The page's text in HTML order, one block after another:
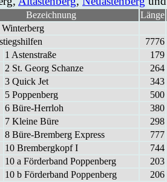
Be­zeich­nung Länge
7776
1 As­ten­stra­ße
179
2 St. Ge­org Schan­ze
264
3 Quick Jet
343
5 Pop­pen­berg
500
6 Büre-Herr­loh
380
7 Klei­ne Bü­re
298
8 Büre-Brem­berg Ex­press
777
10 Brem­berg­kopf I
744
10 a För­der­band Pop­pen­berg
203
10 b För­der­band Pop­pen­berg
206